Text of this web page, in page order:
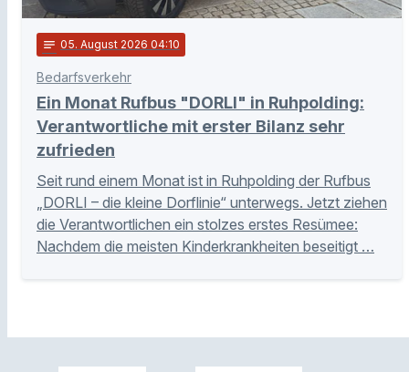
notes 05. August 2026 04:10
Bedarfsverkehr
Ein Monat Rufbus "DORLI" in Ruhpolding:
Verantwortliche mit erster Bilanz sehr
zufrieden
Seit rund einem Monat ist in Ruhpolding der Rufbus
„DORLI – die kleine Dorflinie“ unterwegs. Jetzt ziehen
die Verantwortlichen ein stolzes erstes Resümee:
Nachdem die meisten Kinderkrankheiten beseitigt …